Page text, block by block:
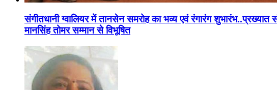
संगीतधानी ग्वालियर में तानसेन समरोह का भव्य एवं रंगारंग
मानसिंह तोमर सम्मान से विभूषित